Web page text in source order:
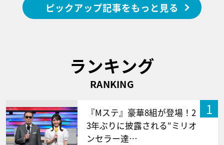
ピックアップ記事をもっと見る
ランキング
RANKING
1
『Mステ』豪華8組が登場！2
3年ぶりに披露される“ミリオ
ンセラー達…